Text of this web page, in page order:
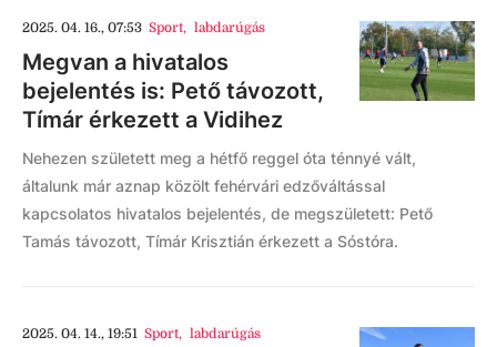
2025. 04. 16., 07:53 Sport, labdarúgás
Megvan a hivatalos
bejelentés is: Pető távozott,
Tímár érkezett a Vidihez
Nehezen született meg a hétfő reggel óta ténnyé vált,
általunk már aznap közölt fehérvári edzőváltással
kapcsolatos hivatalos bejelentés, de megszületett: Pető
Tamás távozott, Tímár Krisztián érkezett a Sóstóra.
2025. 04. 14., 19:51 Sport, labdarúgás